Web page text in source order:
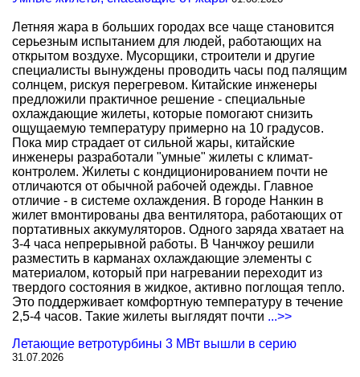
Летняя жара в больших городах все чаще становится
серьезным испытанием для людей, работающих на
открытом воздухе. Мусорщики, строители и другие
специалисты вынуждены проводить часы под палящим
солнцем, рискуя перегревом. Китайские инженеры
предложили практичное решение - специальные
охлаждающие жилеты, которые помогают снизить
ощущаемую температуру примерно на 10 градусов.
Пока мир страдает от сильной жары, китайские
инженеры разработали "умные" жилеты с климат-
контролем. Жилеты с кондиционированием почти не
отличаются от обычной рабочей одежды. Главное
отличие - в системе охлаждения. В городе Нанкин в
жилет вмонтированы два вентилятора, работающих от
портативных аккумуляторов. Одного заряда хватает на
3-4 часа непрерывной работы. В Чанчжоу решили
разместить в карманах охлаждающие элементы с
материалом, который при нагревании переходит из
твердого состояния в жидкое, активно поглощая тепло.
Это поддерживает комфортную температуру в течение
2,5-4 часов. Такие жилеты выглядят почти ...>>
Летающие ветротурбины 3 МВт вышли в серию
31.07.2026